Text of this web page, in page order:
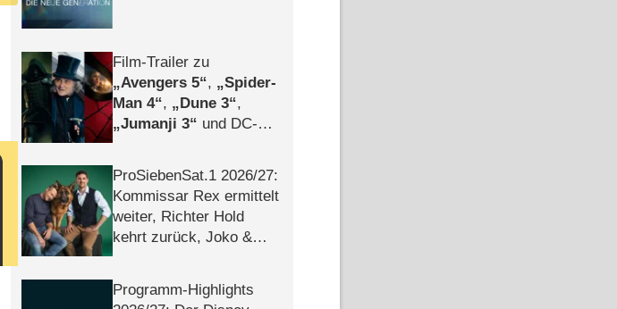
Film-Trailer zu
Avengers 5 ,
Spider-
Man 4 , Dune 3 ,
Jumanji 3
und DC-
ProSiebenSat.1 2026/​27:
Kommissar Rex ermittelt
weiter, Richter Hold
kehrt zurück, Joko &
Programm-Highlights